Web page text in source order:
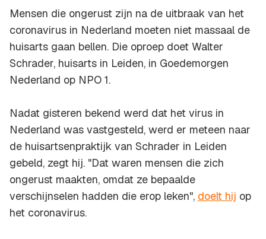
Mensen die ongerust zijn na de uitbraak van het
coronavirus in Nederland moeten niet massaal de
huisarts gaan bellen. Die oproep doet Walter
Schrader, huisarts in Leiden, in Goedemorgen
Nederland op NPO 1.
Nadat gisteren bekend werd dat het virus in
Nederland was vastgesteld, werd er meteen naar
de huisartsenpraktijk van Schrader in Leiden
gebeld, zegt hij. "Dat waren mensen die zich
ongerust maakten, omdat ze bepaalde
verschijnselen hadden die erop leken", doelt hij op
het coronavirus.